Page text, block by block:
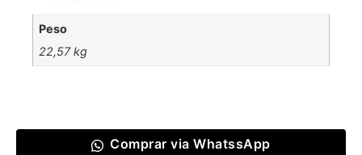
Peso
22,57 kg
Comprar via WhatssApp